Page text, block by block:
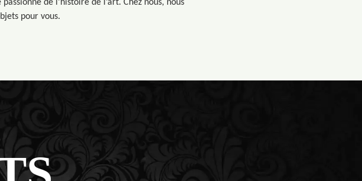
de l’histoire de l’art. Chez nous, nous
pour vous.